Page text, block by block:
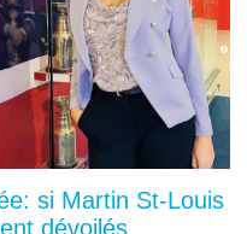
si Martin St-Louis
dévoilés